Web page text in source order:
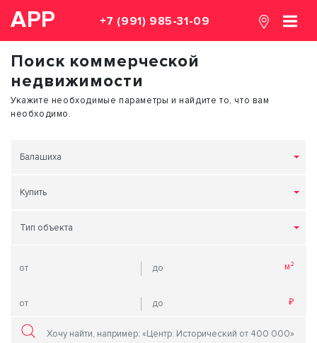
АРР +7 (991) 985-31-09
Поиск коммерческой
недвижимости
Укажите необходимые параметры и найдите то, что вам
необходимо.
Балашиха
Купить
Тип объекта